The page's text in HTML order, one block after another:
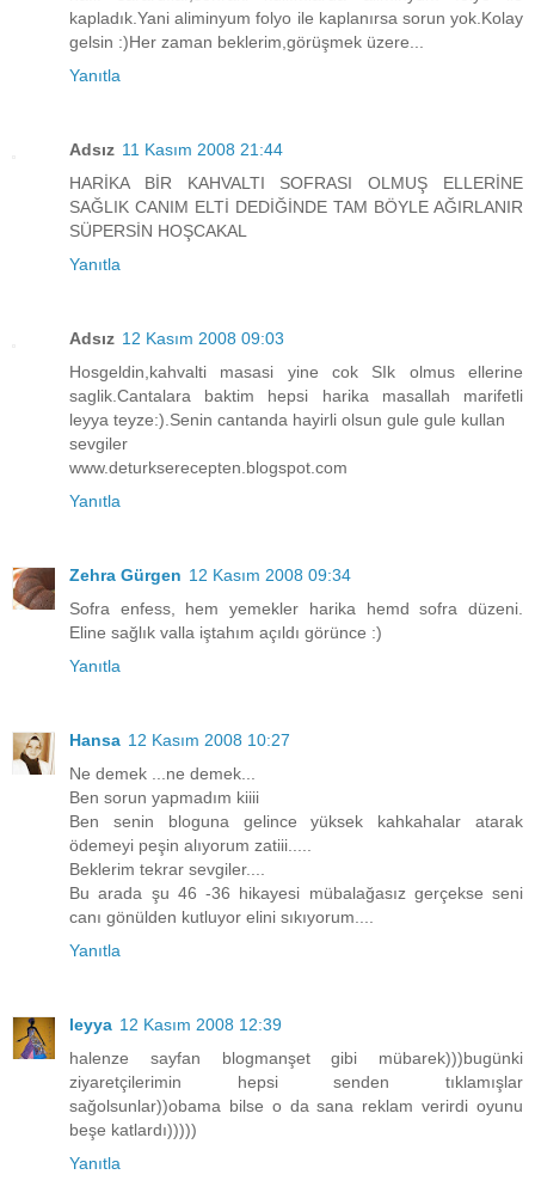
kapladık.Yani aliminyum folyo ile kaplanırsa sorun yok.Kolay
gelsin :)Her zaman beklerim,görüşmek üzere...
Yanıtla
Adsız 11 Kasım 2008 21:44
HARİKA BİR KAHVALTI SOFRASI OLMUŞ ELLERİNE
SAĞLIK CANIM ELTİ DEDİĞİNDE TAM BÖYLE AĞIRLANIR
SÜPERSİN HOŞCAKAL
Yanıtla
Adsız 12 Kasım 2008 09:03
Hosgeldin,kahvalti masasi yine cok SIk olmus ellerine
saglik.Cantalara baktim hepsi harika masallah marifetli
leyya teyze:).Senin cantanda hayirli olsun gule gule kullan
sevgiler
www.deturkserecepten.blogspot.com
Yanıtla
Zehra Gürgen 12 Kasım 2008 09:34
Sofra enfess, hem yemekler harika hemd sofra düzeni.
Eline sağlık valla iştahım açıldı görünce :)
Yanıtla
Hansa 12 Kasım 2008 10:27
Ne demek ...ne demek...
Ben sorun yapmadım kiiii
Ben senin bloguna gelince yüksek kahkahalar atarak
ödemeyi peşin alıyorum zatiii.....
Beklerim tekrar sevgiler....
Bu arada şu 46 -36 hikayesi mübalağasız gerçekse seni
canı gönülden kutluyor elini sıkıyorum....
Yanıtla
leyya 12 Kasım 2008 12:39
halenze sayfan blogmanşet gibi mübarek)))bugünki
ziyaretçilerimin hepsi senden tıklamışlar
sağolsunlar))obama bilse o da sana reklam verirdi oyunu
beşe katlardı)))))
Yanıtla